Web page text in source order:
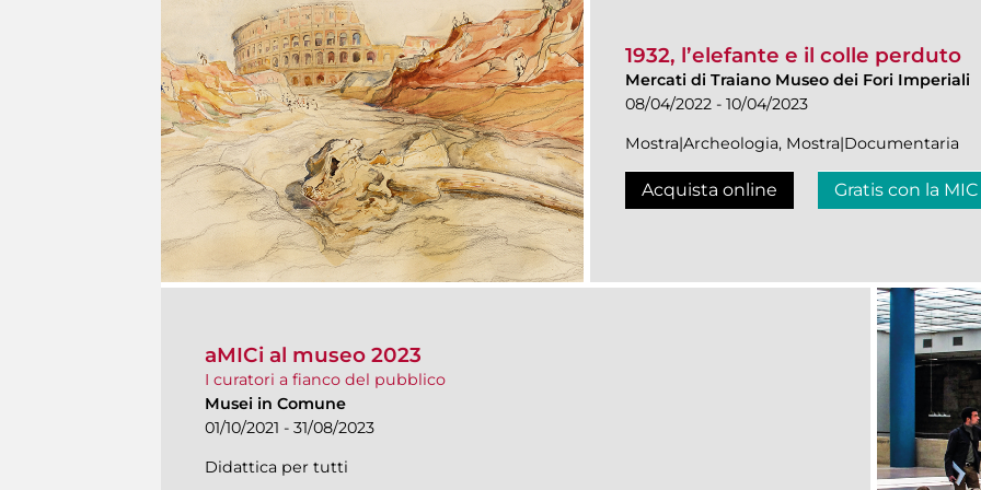
1932, l’elefante e il colle perduto
Mercati di Traiano Museo dei Fori Imperiali
08/04/2022 - 10/04/2023
Mostra|Archeologia, Mostra|Documentaria
Acquista online Gratis con la
aMICi al museo 2023
I curatori a fianco del pubblico
Musei in Comune
01/10/2021 - 31/08/2023
Didattica per tutti